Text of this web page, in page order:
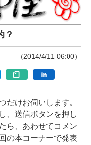
？
（2014/4/11 06:00）
けお伺いします。
、送信ボタンを押し
ら、あわせてコメン
の本コーナーで発表